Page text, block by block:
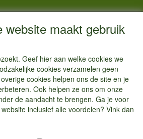
website maakt gebruik
Geef hier aan welke cookies we
cookies verzamelen geen
cookies helpen ons de site en je
Ook helpen ze ons om onze
de aandacht te brengen. Ga je voor
inclusief alle voordelen? Vink dan